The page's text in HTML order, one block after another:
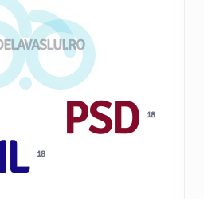
PSD 18
18